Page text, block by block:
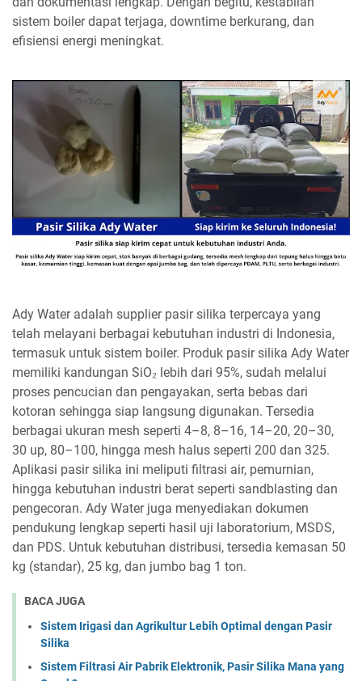
sistem boiler dapat terjaga, downtime berkurang, dan
efisiensi energi meningkat.
Ady Water adalah supplier pasir silika terpercaya yang
telah melayani berbagai kebutuhan industri di Indonesia,
termasuk untuk sistem boiler. Produk pasir silika Ady Water
memiliki kandungan SiO₂ lebih dari 95%, sudah melalui
proses pencucian dan pengayakan, serta bebas dari
kotoran sehingga siap langsung digunakan. Tersedia
berbagai ukuran mesh seperti 4–8, 8–16, 14–20, 20–30,
30 up, 80–100, hingga mesh halus seperti 200 dan 325.
Aplikasi pasir silika ini meliputi filtrasi air, pemurnian,
hingga kebutuhan industri berat seperti sandblasting dan
pengecoran. Ady Water juga menyediakan dokumen
pendukung lengkap seperti hasil uji laboratorium, MSDS,
dan PDS. Untuk kebutuhan distribusi, tersedia kemasan 50
kg (standar), 25 kg, dan jumbo bag 1 ton.
BACA JUGA
Sistem Irigasi dan Agrikultur Lebih Optimal dengan Pasir
Silika
Sistem Filtrasi Air Pabrik Elektronik, Pasir Silika Mana yang